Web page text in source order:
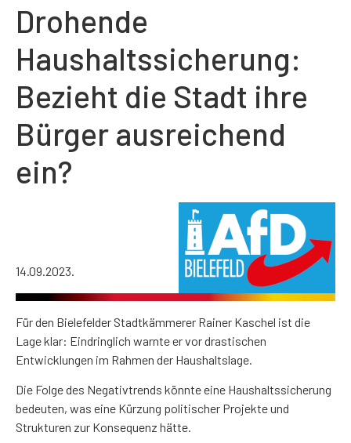
Drohende
Haushaltssicherung:
Bezieht die Stadt ihre
Bürger ausreichend
ein?
14.09.2023.
Für den Bielefelder Stadtkämmerer Rainer Kaschel ist die
Lage klar: Eindringlich warnte er vor drastischen
Entwicklungen im Rahmen der Haushaltslage.
Die Folge des Negativtrends könnte eine Haushaltssicherung
bedeuten, was eine Kürzung politischer Projekte und
Strukturen zur Konsequenz hätte.